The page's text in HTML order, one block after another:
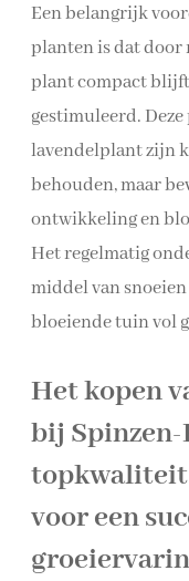
Een belangrijk
planten is dat door
plant compact
gestimuleerd.
lavendelplant zijn
behouden, maar
ontwikkeling en
Het regelmatig
middel van
bloeiende tuin vol
Het kopen
bij
topkwaliteit
voor een